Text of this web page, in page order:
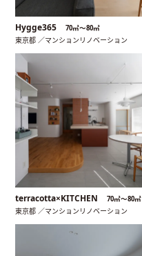
Hygge365 70㎡〜80㎡
東京都 ／マンションリノベーション
terracotta×KITCHEN 70㎡〜80㎡
東京都 ／マンションリノベーション